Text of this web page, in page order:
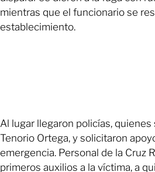
mientras que el funcionario se
establecimiento.
Al lugar llegaron policías,
Tenorio Ortega, y solicitaron
emergencia. Personal de la Cruz
primeros auxilios a la víctima, a